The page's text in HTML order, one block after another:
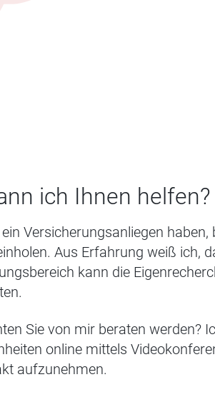
ich Ihnen helfen?
Versicherungsanliegen
Aus Erfahrung weiß ich,
kann die
Sie von mir beraten werden?
online mittels
aufzunehmen.